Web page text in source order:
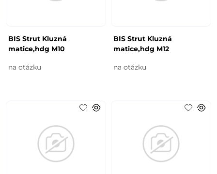
BIS Strut Kluzná
matice,hdg M10
na otázku
BIS Strut Kluzná
matice,hdg M12
na otázku